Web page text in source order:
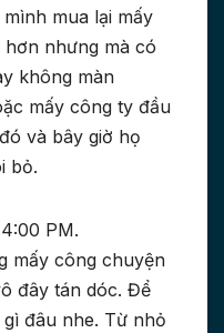
mua lại mấy
nhưng mà có
không màn
mấy công ty đầu
và bây giờ họ
bỏ.
PM.
mấy công chuyện
đây tán dóc. Để
đâu nhe. Từ nhỏ